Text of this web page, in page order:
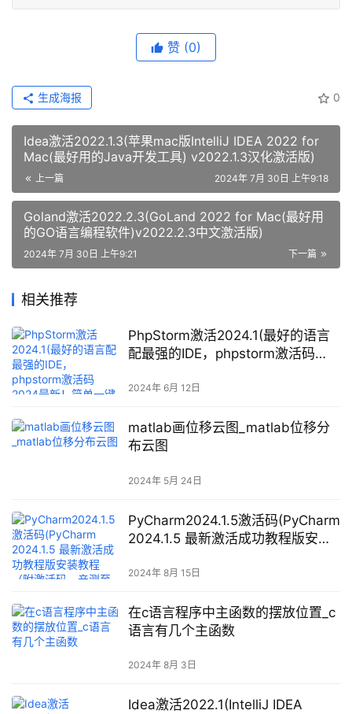
赞 (0)
0
生成海报
Idea激活2022.1.3(苹果mac版IntelliJ IDEA 2022 for
Mac(最好用的Java开发工具) v2022.1.3汉化激活版)
上一篇 2024年 7月 30日 上午9:18
Goland激活2022.2.3(GoLand 2022 for Mac(最好用
的GO语言编程软件)v2022.2.3中文激活版)
下一篇
2024年 7月 30日 上午9:21
相关推荐
PhpStorm激活2024.1(最好的语言
配最强的IDE，phpstorm激活码
2024年 6月 12日
matlab画位移云图_matlab位移分
布云图
2024年 5月 24日
PyCharm2024.1.5激活码(PyCharm
2024.1.5 最新激活成功教程版安装
~）)
2024年 8月 15日
在c语言程序中主函数的摆放位置_c
语言有几个主函数
2024年 8月 3日
Idea激活2022.1(IntelliJ IDEA